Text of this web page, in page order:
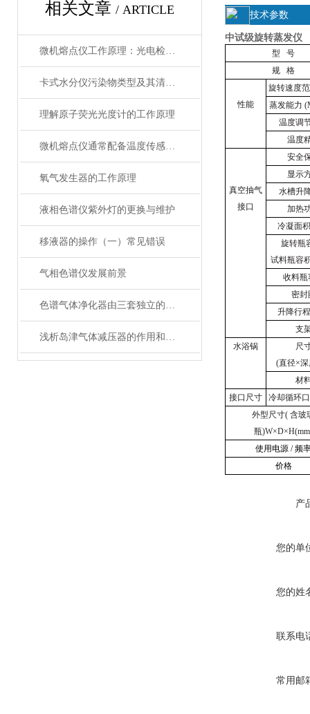
相关文章 / ARTICLE
微机熔点仪工作原理：光电检测与智能温控的融合
卡式水分仪污染物类型及其清洗方法
理解原子荧光光度计的工作原理
微机熔点仪通常配备温度传感器和加热元件
氧气发生器的工作原理
液相色谱仪紫外灯的更换与维护
移液器的操作（一）常见错误
气相色谱仪发展前景
色谱气体净化器由三套独立的气路流程构成
浅析岛津气体减压器的作用和原理
技术参数
中试级旋转蒸发仪
型
号
规
格
性能
旋转速度
蒸发能力
温度调
温度
真空抽气
接口
安全
显示
水槽升
加热
冷凝面积
旋转瓶
试料瓶容
收料瓶
密封
升降行程
支
水浴锅
尺
(直径×深
材
接口尺寸
冷却循环口
外型尺寸( 含玻
瓶
使用电源 /频
价格
产
您的单
您的姓
联系电
常用邮